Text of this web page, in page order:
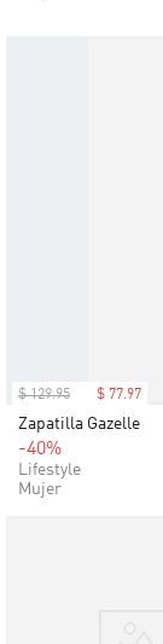
$ 129.95 $ 77.97
Zapatilla Gazelle
-40%
Lifestyle
Mujer